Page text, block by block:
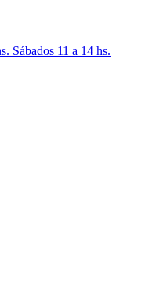
Sábados 11 a 14 hs.